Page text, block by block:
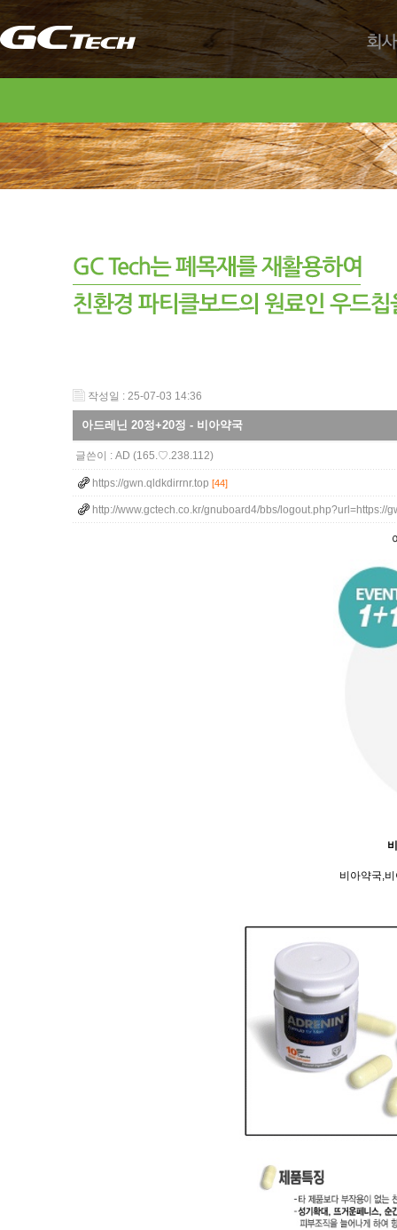
회사
작성일 : 25-07-03 14:36
아드레닌 20정+20정 - 비아약국
글쓴이 : AD (165.♡.238.112)
https://gwn.qldkdirrnr.top [44]
http://www.gctech.co.kr/gnuboard4/bbs/logout.php?url=https://
비아약국,